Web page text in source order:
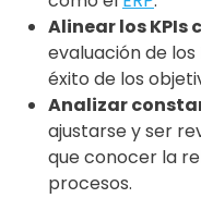
Alinear los KPIs
evaluación de
éxito de los
Analizar
ajustarse y ser
que conocer la
procesos.